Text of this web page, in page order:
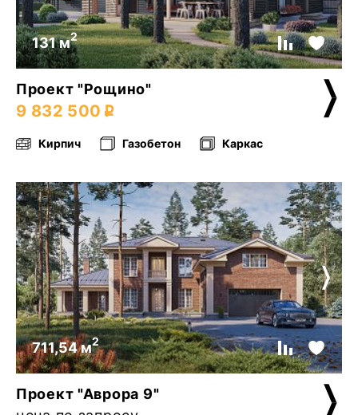
131 м2
Проект "Рощино"
9 832 500
Кирпич Газобетон Каркас
711,54 м2
Проект "Аврора 9"